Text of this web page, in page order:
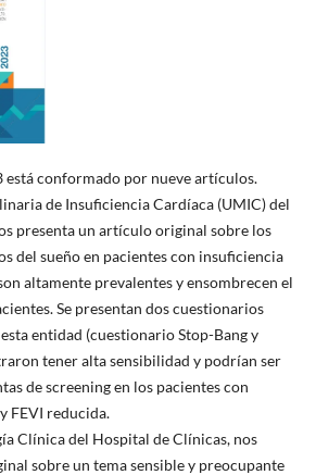
está conformado por nueve artículos.
de Insuficiencia Cardíaca (UMIC) del
presenta un artículo original sobre los
del sueño en pacientes con insuficiencia
altamente prevalentes y ensombrecen el
Se presentan dos cuestionarios
entidad (cuestionario Stop-Bang y
tener alta sensibilidad y podrían ser
de screening en los pacientes con
FEVI reducida.
Clínica del Hospital de Clínicas, nos
sobre un tema sensible y preocupante